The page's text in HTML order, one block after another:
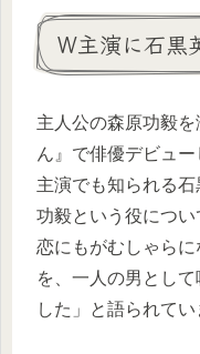
W主演に石黒
主人公の森原功毅
ん』で俳優デビュ
主演でも知られる石
功毅という役につ
恋にもがむしゃら
を、一人の男とし
した」と語られてい